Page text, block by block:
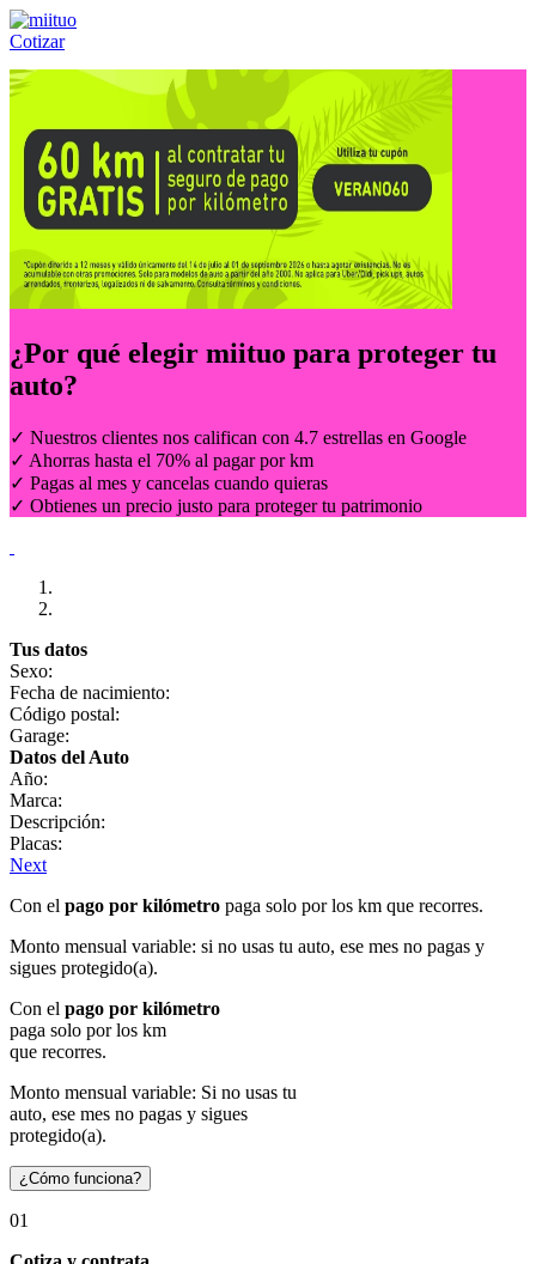
Cotizar
Llámanos al:(55) 84-21-05-00 ó
¿Por qué elegir miituo para proteger tu
auto?
✓ Nuestros clientes nos califican con 4.7 estrellas en Google
✓ Ahorras hasta el 70% al pagar por km
✓ Pagas al mes y cancelas cuando quieras
✓ Obtienes un precio justo para proteger tu patrimonio
Tus datos
Sexo:
Fecha de nacimiento:
Código postal:
Garage:
Datos del Auto
Año:
Marca:
Descripción:
Placas:
Next
Con el pago por kilómetro paga solo por los km que recorres.
Monto mensual variable: si no usas tu auto, ese mes no pagas y
sigues protegido(a).
Con el pago por kilómetro
paga solo por los km
que recorres.
Monto mensual variable: Si no usas tu
auto, ese mes no pagas y sigues
protegido(a).
¿Cómo funciona?
01